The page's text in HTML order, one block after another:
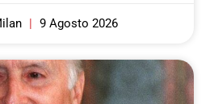
9 Agosto 2026